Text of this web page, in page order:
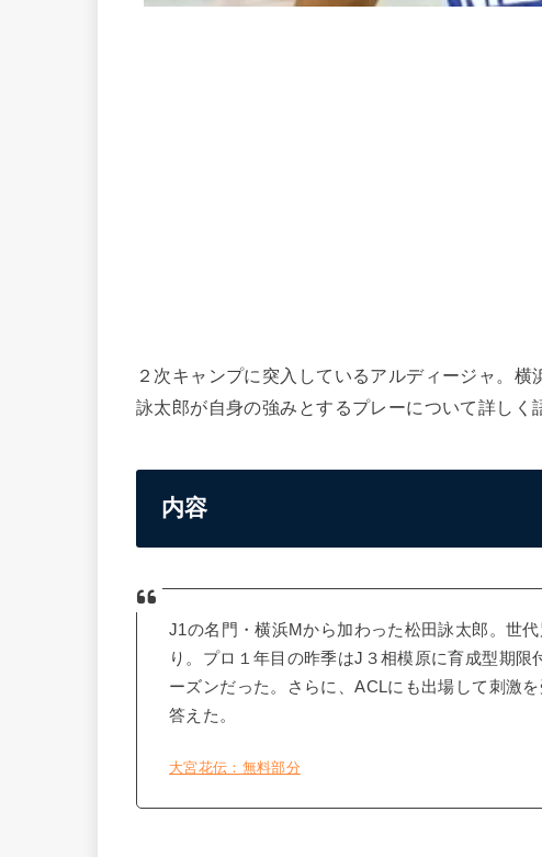
２次キャンプに突入しているアルディージャ。
詠太郎が自身の強みとするプレーについて詳しく
内容
J1の名門・横浜Mから加わった松田詠太郎。世
り。プロ１年目の昨季はJ３相模原に育成型期
ーズンだった。さらに、ACLにも出場して刺激
答えた。
大宮花伝：無料部分